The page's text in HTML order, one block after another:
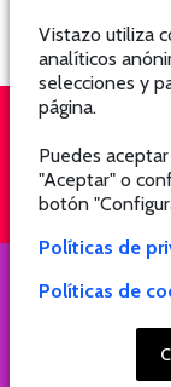
QUIÉNES
Vistazo utiliza
analíticos
selecciones y
página.
Puedes
"Aceptar" o
botón
Políticas de
Políticas de